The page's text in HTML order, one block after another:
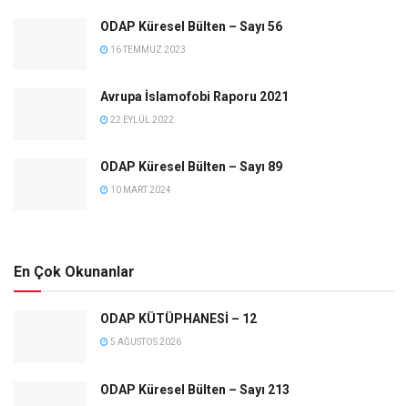
ODAP Küresel Bülten – Sayı 56
16 TEMMUZ 2023
Avrupa İslamofobi Raporu 2021
22 EYLÜL 2022
ODAP Küresel Bülten – Sayı 89
10 MART 2024
En Çok Okunanlar
ODAP KÜTÜPHANESİ – 12
5 AĞUSTOS 2026
ODAP Küresel Bülten – Sayı 213